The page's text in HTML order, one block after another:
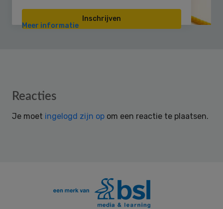
Inschrijven
Meer informatie
Reader
Reacties
Je moet ingelogd zijn op om een reactie te plaatsen.